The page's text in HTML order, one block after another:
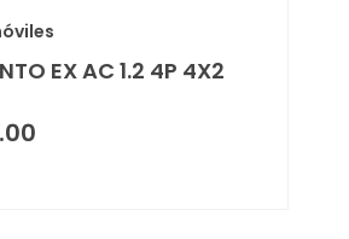
EX AC 1.2 4P 4X2